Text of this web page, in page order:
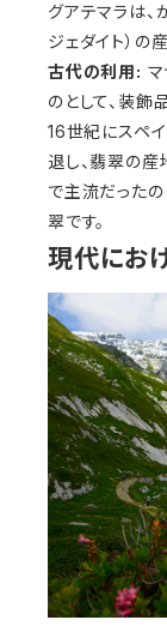
グアテマラは、
ジェダイト）の
古代の利用:
のとして、装飾
16世紀にスペ
退し、翡翠の産
で主流だったの
翠です。
現代にお